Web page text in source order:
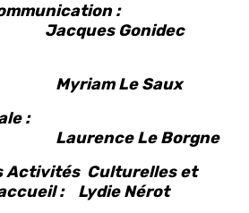
Communication :
Gonidec
:
Le Saux
Générale :
Le Borgne
Activités Culturelles et
: Lydie Nérot